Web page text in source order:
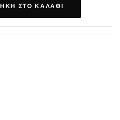
ΣΤΟ ΚΑΛΆΘΙ